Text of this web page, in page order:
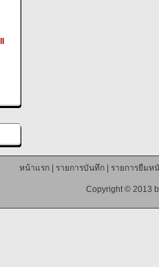
หน้าแรก| รายการบันทึก| รายการยืมห
Copyright © 2013